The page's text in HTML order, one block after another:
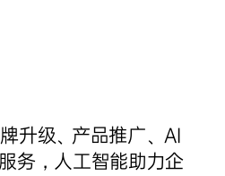
升级、产品推广、AI
务，人工智能助力企